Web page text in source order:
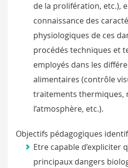
de la prolifération, etc.),
connaissance des
physiologiques de ces
procédés techniques et
employés dans les
alimentaires (contrôle
traitements thermiques,
l’atmosphère, etc.).
Objectifs pédagogiques
Etre capable d’expliciter
principaux dangers